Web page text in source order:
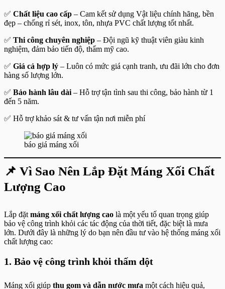
✅ Chất liệu cao cấp – Cam kết sử dụng Vật liệu chính hãng, bền
đẹp – chống rỉ sét, inox, tôn, nhựa PVC chất lượng tốt nhất.
✅ Thi công chuyên nghiệp – Đội ngũ kỹ thuật viên giàu kinh
nghiệm, đảm bảo tiến độ, thẩm mỹ cao.
✅ Giá cả hợp lý – Luôn có mức giá cạnh tranh, ưu đãi lớn cho đơn
hàng số lượng lớn.
✅ Bảo hành lâu dài – Hỗ trợ tận tình sau thi công, bảo hành từ 1
đến 5 năm.
✅ Hỗ trợ khảo sát & tư vấn tận nơi miễn phí
báo giá máng xối
📌 Vì Sao Nên Lắp Đặt Máng Xối Chất
Lượng Cao
Lắp đặt máng xối chất lượng cao là một yếu tố quan trọng giúp
bảo vệ công trình khỏi các tác động của thời tiết, đặc biệt là mưa
lớn. Dưới đây là những lý do bạn nên đầu tư vào hệ thống máng xối
chất lượng cao:
1. Bảo vệ công trình khỏi thấm dột
Máng xối giúp thu gom và dẫn nước mưa một cách hiệu quả,